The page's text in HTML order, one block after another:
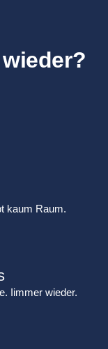
kaum Raum.
Iimmer wieder.